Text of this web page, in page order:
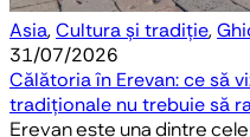
Asia,Cultura și tradiție,
31/07/2026
Călătoria în Erevan: ce să
tradiționale nu trebuie să
Erevan este una dintre